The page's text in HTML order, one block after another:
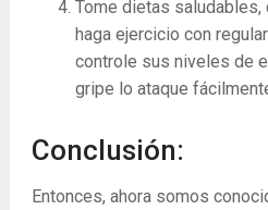
Tome dietas saludables,
haga ejercicio con
controle sus niveles de
gripe lo ataque
Conclusión:
Entonces, ahora somos